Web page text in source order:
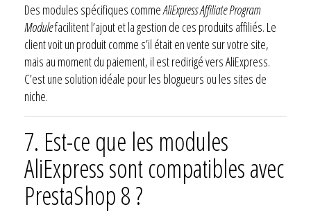
Des modules spécifiques commeAliExpress Affiliate Program
Modulefacilitent l’ajout et la gestion de ces produits affiliés. Le
client voit un produit comme s’il était en vente sur votre site,
mais au moment du paiement, il est redirigé vers AliExpress.
C’est une solution idéale pour les blogueurs ou les sites de
niche.
7. Est-ce que les modules
AliExpress sont compatibles avec
PrestaShop 8 ?